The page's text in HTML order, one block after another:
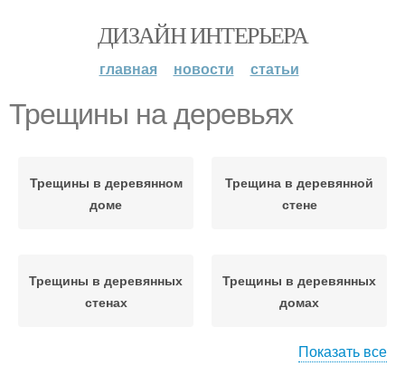
ДИЗАЙН ИНТЕРЬЕРА
главная новости статьи
Трещины на деревьях
Трещины в деревянном
доме
Трещина в деревянной
стене
Трещины в деревянных
стенах
Трещины в деревянных
домах
Показать все